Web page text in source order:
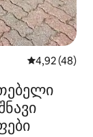
საშუალო
4,92 (48)